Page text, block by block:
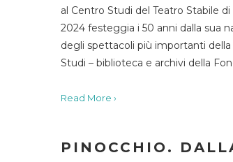
al Centro Studi del Teatro Stabile
2024 festeggia i 50 anni dalla sua
degli spettacoli più importanti della
Studi – biblioteca e archivi della
Read More ›
PINOCCHIO.